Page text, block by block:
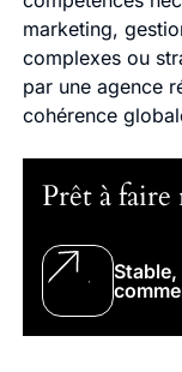
marketing,
complexes ou
par une agence
cohérence
Prêt à